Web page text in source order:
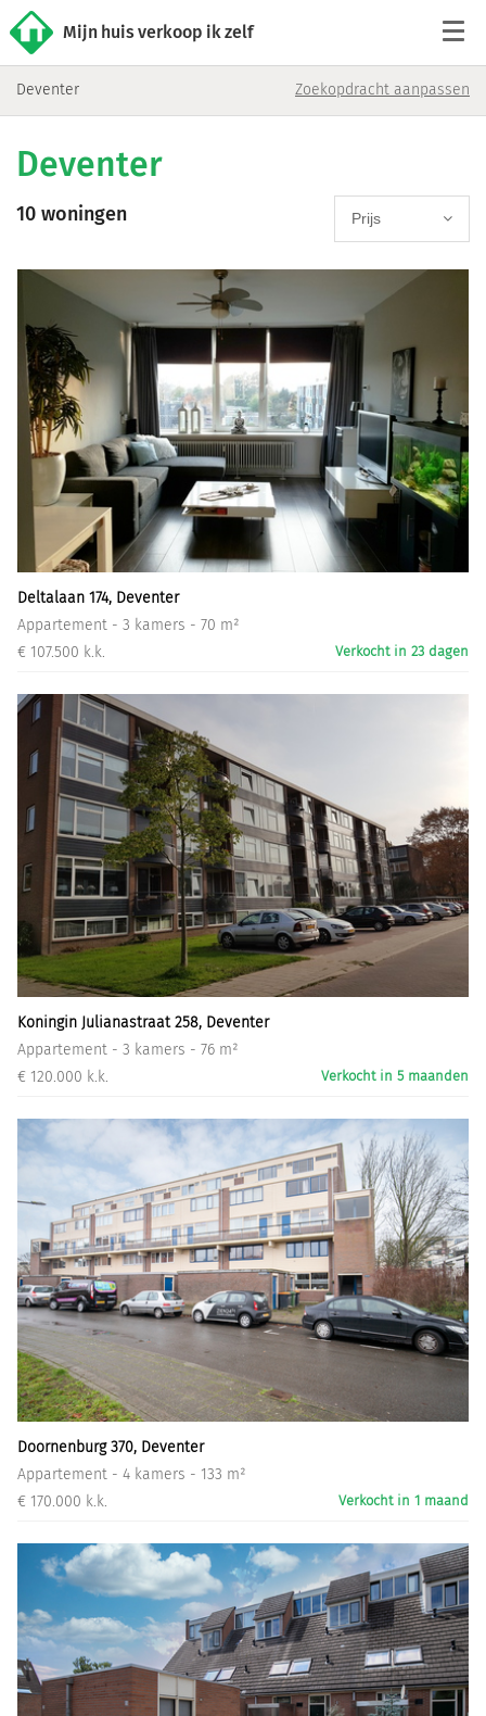
Mijn huis verkoop ik zelf
Reviews
Contact
Verkoop starten
Informatiegesprek
Inloggen
Deventer Zoekopdracht aanpassen
Deventer
10 woningen Prijs
Deltalaan 174, Deventer
Appartement - 3 kamers - 70 m²
€ 107.500 k.k.
Verkocht in 23 dagen
Koningin Julianastraat 258, Deventer
Appartement - 3 kamers - 76 m²
€ 120.000 k.k.
Verkocht in 5 maanden
Doornenburg 370, Deventer
Appartement - 4 kamers - 133 m²
€ 170.000 k.k.
Verkocht in 1 maand